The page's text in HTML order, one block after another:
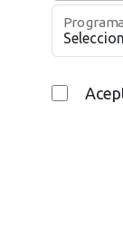
Programa